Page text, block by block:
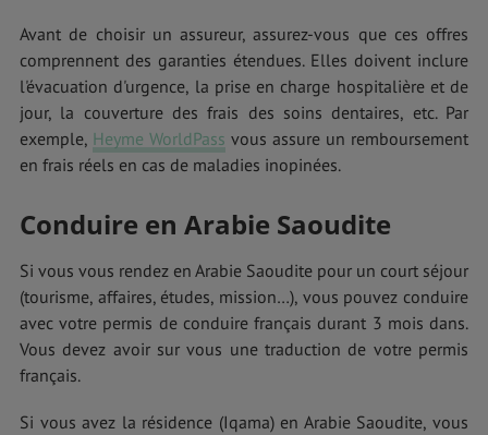
Avant de choisir un assureur, assurez-vous que ces offres
comprennent des garanties étendues. Elles doivent inclure
l'évacuation d'urgence, la prise en charge hospitalière et de
jour, la couverture des frais des soins dentaires, etc. Par
exemple, Heyme WorldPass vous assure un remboursement
en frais réels en cas de maladies inopinées.
Conduire en Arabie Saoudite
Si vous vous rendez en Arabie Saoudite pour un court séjour
(tourisme, affaires, études, mission…), vous pouvez conduire
avec votre permis de conduire français durant 3 mois dans.
Vous devez avoir sur vous une traduction de votre permis
français.
Si vous avez la résidence (Iqama) en Arabie Saoudite, vous